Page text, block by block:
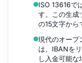
ISO 13616で
す。この生成
の15文字から
現代のオープ
は、IBANを
し入金可能な